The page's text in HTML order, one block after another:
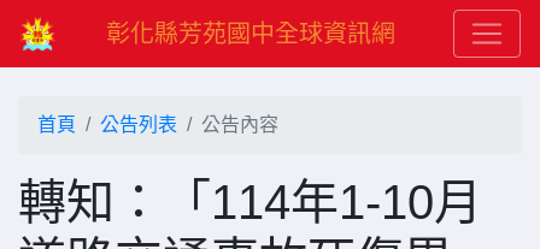
彰化縣芳苑國中全球資訊網
首頁 公告列表 公告內容
轉知：「114年1-10月